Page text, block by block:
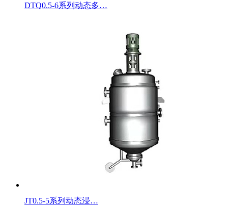
DTQ0.5-6系列动态多…
JT0.5-5系列动态浸…